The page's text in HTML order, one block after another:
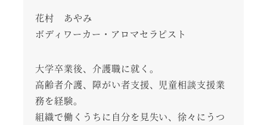
花村 あやみ
ボディワーカー・アロマセラピスト
大学卒業後、介護職に就く。
高齢者介護、障がい者支援、児童相談支援業
務を経験。
組織で働くうちに自分を見失い、徐々にうつ